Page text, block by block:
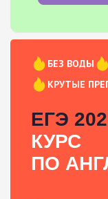
БЕЗ ВОДЫ
КРУТЫЕ
ЕГЭ
КУРС
ПО